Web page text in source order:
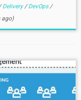
Delivery/DevOps/
ago)